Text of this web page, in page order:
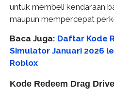
untuk membeli kendaraan
maupun mempercepat
Baca Juga: Daftar Kode
Simulator Januari 2026
Roblox
Kode Redeem Drag